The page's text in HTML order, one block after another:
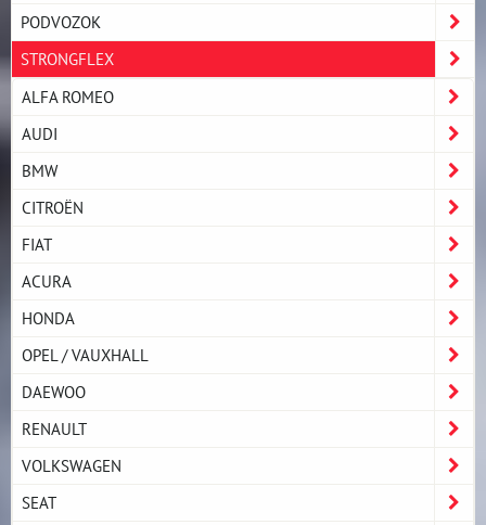
PODVOZOK
STRONGFLEX
ALFA ROMEO
AUDI
BMW
CITROËN
FIAT
ACURA
HONDA
OPEL / VAUXHALL
DAEWOO
RENAULT
VOLKSWAGEN
SEAT